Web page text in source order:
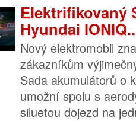
Elektrifikovaný
Hyundai
Nový elektromobil
zákazníkům
Sada akumulátorů o
umožní spolu s
siluetou dojezd na